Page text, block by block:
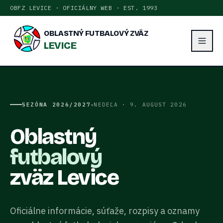
OBFZ LEVICE · OFICIÁLNY WEB · EST. 1993
OBLASTNÝ FUTBALOVÝ ZVÄZ
LEVICE
SEZÓNA 2026/2027•NEDEĽA · 9. AUGUST 2026
Oblastný
futbalový
zväz Levice
Oficiálne informácie, súťaže, rozpisy a oznamy